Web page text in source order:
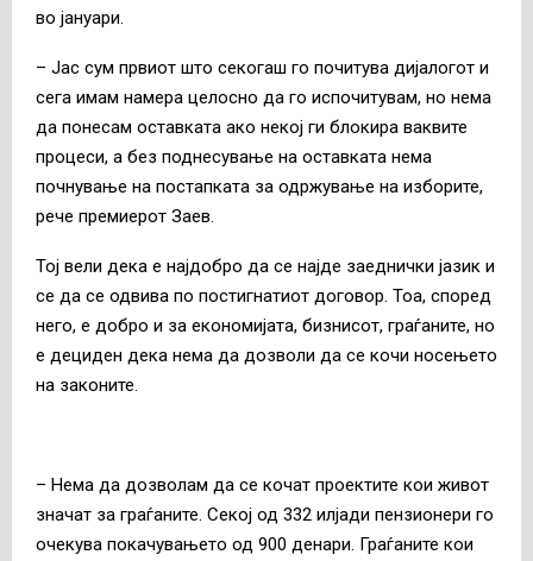
во јануари.
– Јас сум првиот што секогаш го почитува дијалогот и
сега имам намера целосно да го испочитувам, но нема
да понесам оставката ако некој ги блокира ваквите
процеси, а без поднесување на оставката нема
почнување на постапката за одржување на изборите,
рече премиерот Заев.
Тој вели дека е најдобро да се најде заеднички јазик и
се да се одвива по постигнатиот договор. Тоа, според
него, е добро и за економијата, бизнисот, граѓаните, но
е дециден дека нема да дозволи да се кочи носењето
на законите.
– Нема да дозволам да се кочат проектите кои живот
значат за граѓаните. Секој од 332 илјади пензионери го
очекува покачувањето од 900 денари. Граѓаните кои